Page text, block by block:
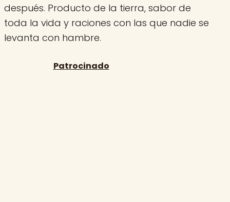
después. Producto de la tierra, sabor de
toda la vida y raciones con las que nadie se
levanta con hambre.